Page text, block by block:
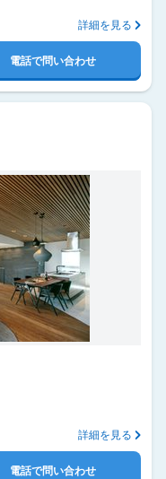
詳細を見る
電話で問い合わせ
詳細を見る
電話で問い合わせ